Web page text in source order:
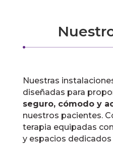
Nuestras
diseñadas para
seguro, cómodo y
nuestros pacientes.
terapia equipadas
y espacios dedicados